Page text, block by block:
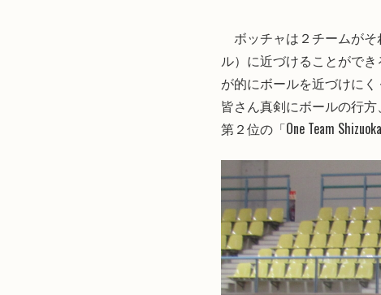
ボッチャは２チームがそ
ル）に近づけることがで
が的にボールを近づけに
皆さん真剣にボールの行
第２位の「One Team